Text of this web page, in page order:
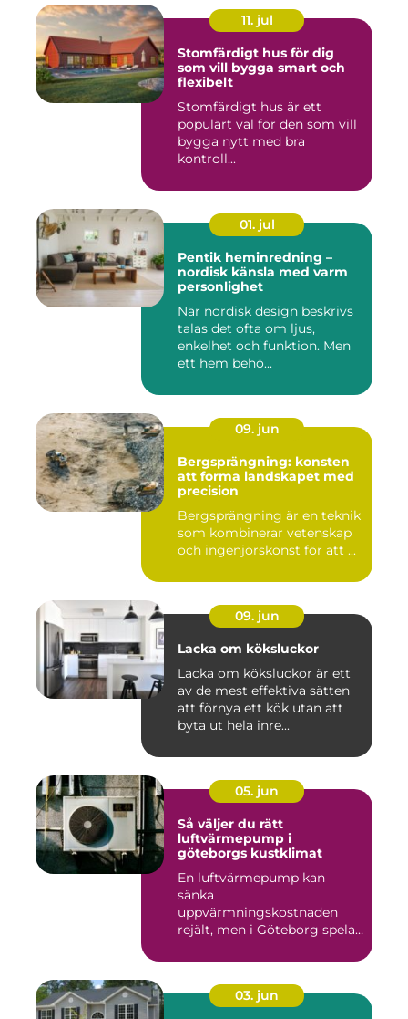
11. jul
Stomfärdigt hus för dig
som vill bygga smart och
flexibelt
Stomfärdigt hus är ett
populärt val för den som vill
bygga nytt med bra
kontroll...
01. jul
Pentik heminredning –
nordisk känsla med varm
personlighet
När nordisk design beskrivs
talas det ofta om ljus,
enkelhet och funktion. Men
ett hem behö...
09. jun
Bergsprängning: konsten
att forma landskapet med
precision
Bergsprängning är en teknik
som kombinerar vetenskap
och ingenjörskonst för att ...
09. jun
Lacka om köksluckor
Lacka om köksluckor är ett
av de mest effektiva sätten
att förnya ett kök utan att
byta ut hela inre...
05. jun
Så väljer du rätt
luftvärmepump i
göteborgs kustklimat
En luftvärmepump kan
sänka
uppvärmningskostnaden
rejält, men i Göteborg spelar
03. jun